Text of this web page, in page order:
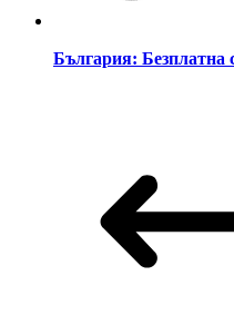
България: Безплатна